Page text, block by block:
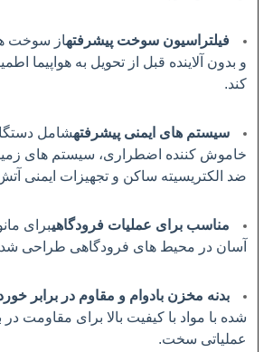
فیلتراسیون سوخت پیشرفتهاز سوخت
و بدون آلاینده قبل از تحویل به هواپیما
کند.
سیستم های ایمنی پیشرفتهشامل
خاموش کننده اضطراری، سیستم های
ضد الکتریسیته ساکن و تجهیزات ایمنی
مناسب برای عملیات فرودگاهیبرای
آسان در محیط های فرودگاهی طراحی
بدنه مخزن بادوام و مقاوم در برابر
شده با مواد با کیفیت بالا برای مقاومت در
عملیاتی سخت.